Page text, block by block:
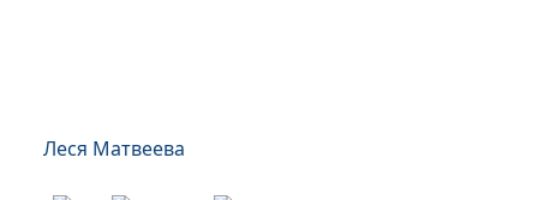
Леся Матвеева